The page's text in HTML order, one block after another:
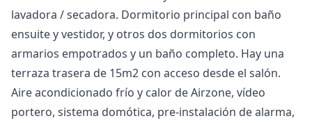
lavadora / secadora. Dormitorio principal con baño
ensuite y vestidor, y otros dos dormitorios con
armarios empotrados y un baño completo. Hay una
terraza trasera de 15m2 con acceso desde ‌el ‌salón.
‌Aire ‌acondicionado ‌frío y calor de Airzone, ‌vídeo
‌portero, ‌sistema domótica, pre-instalación ‌de ‌alarma,